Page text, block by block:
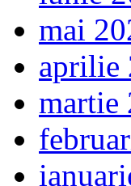
mai
aprilie
martie